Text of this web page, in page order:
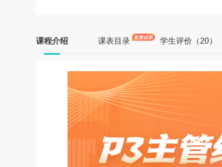
课程介绍 课表目录 学生评价（20）